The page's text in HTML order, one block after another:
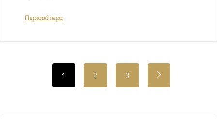
Περισσότερα
1 2 3